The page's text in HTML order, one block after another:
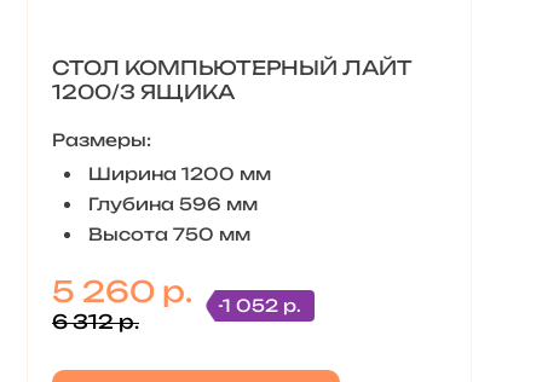
СТОЛ КОМПЬЮТЕРНЫЙ ЛАЙТ
1200/3 ЯЩИКА
Размеры:
Ширина 1200 мм
Глубина 596 мм
Высота 750 мм
5 260 р.
6 312 р.
-1 052 р.